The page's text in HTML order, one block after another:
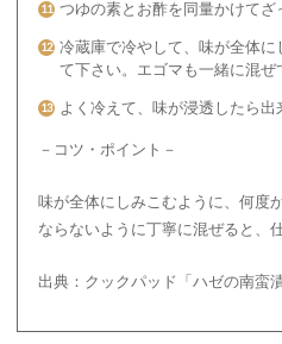
つゆの素とお酢を同量かけてざ
冷蔵庫で冷やして、味が全体
て下さい。エゴマも一緒に混ぜ
よく冷えて、味が浸透したら出
－コツ・ポイント－
味が全体にしみこむように、何度
ならないように丁寧に混ぜると、
出典：クックパッド「ハゼの南蛮